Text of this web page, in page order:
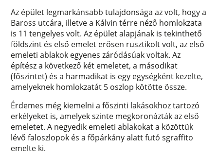
Az épület legmarkánsabb tulajdonsága az volt, hogy a
Baross utcára, illetve a Kálvin térre néző homlokzata
is 11 tengelyes volt. Az épület alapjának is tekinthető
földszint és első emelet erősen rusztikolt volt, az első
emeleti ablakok egyenes záródásúak voltak. Az
építész a következő két emeletet, a másodikat
(főszintet) és a harmadikat is egy egységként kezelte,
amelyeknek homlokzatát 5 oszlop kötötte össze.
Érdemes még kiemelni a főszinti lakásokhoz tartozó
erkélyeket is, amelyek szinte megkoronázták az első
emeletet. A negyedik emeleti ablakokat a közöttük
lévő faloszlopok és a főpárkány alatt futó sgraffito
emelte ki.